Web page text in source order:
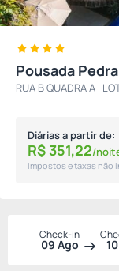
Pousada
RUA B QUADRA A I
Diárias a partir de:
R$ 351,22/
Impostos e taxas não
Check-in
09 Ago